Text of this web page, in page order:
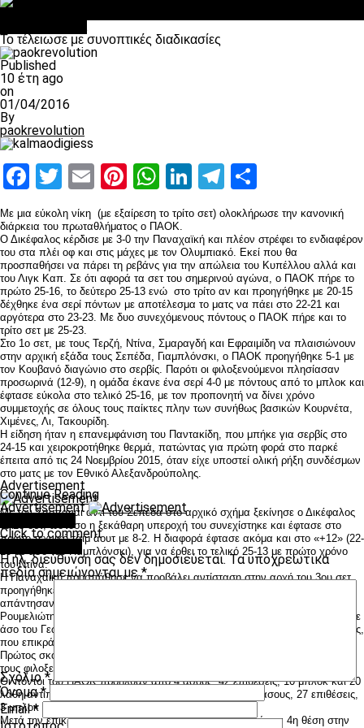
Το τέλειωσε με συνοπτικές διαδικασίες
Published
10 έτη ago
on
01/04/2016
By
paokrevolution
Facebook
Twitter
EmailPinterest
WhatsApp
LinkedIn
Telegram
Με μια εύκολη νίκη (με εξαίρεση το τρίτο σετ) ολοκλήρωσε την κανονική
διάρκεια του πρωταθλήματος ο ΠΑΟΚ.
Ο Δικέφαλος κέρδισε με 3-0 την Παναχαϊκή και πλέον στρέφει το ενδιαφέρον
του στα πλέι οφ και στις μάχες με τον Ολυμπιακό. Εκεί που θα
προσπαθήσει να πάρει τη ρεβάνς για την απώλεια του Κυπέλλου αλλά και
του Λιγκ Καπ. Σε ότι αφορά τα σετ του σημερινού αγώνα, ο ΠΑΟΚ πήρε το
πρώτο 25-16, το δεύτερο 25-13 ενώ στο τρίτο αν και προηγήθηκε με 20-15
δέχθηκε ένα σερί πόντων με αποτέλεσμα το ματς να πάει στο 22-21 και
αργότερα στο 23-23. Με δυο συνεχόμενους πόντους ο ΠΑΟΚ πήρε και το
τρίτο σετ με 25-23.
Στο 1ο σετ, με τους Τερζή, Ντίνα, Σμαραγδή και Εφραιμίδη να πλαισιώνουν
στην αρχική εξάδα τους Σεπέδα, Γιαμπλόνσκι, ο ΠΑΟΚ προηγήθηκε 5-1 με
τον Κουβανό διαγώνιο στο σερβίς. Παρότι οι φιλοξενούμενοι πλησίασαν
προσωρινά (12-9), η ομάδα έκανε ένα σερί 4-0 με πόντους από το μπλοκ και
έφτασε εύκολα στο τελικό 25-16, με τον προπονητή να δίνει χρόνο
συμμετοχής σε όλους τους παίκτες πλην των συνήθως βασικών Κουρνέτα,
Χιμένες, Λι, Τακουρίδη.
Η είδηση ήταν η επανεμφάνιση του Παντακίδη, που μπήκε για σερβίς στο
24-15 και χειροκροτήθηκε θερμά, πατώντας για πρώτη φορά στο παρκέ
έπειτα από τις 24 Νοεμβρίου 2015, όταν είχε υποστεί ολική ρήξη συνδέσμων
στο ματς με τον Εθνικό Αλεξανδρούπολης.
Advertisement
Με τον Σαμπανάι αντί του Σεπέδα στο αρχικό σχήμα ξεκίνησε ο Δικέφαλος
το 2ο σετ, ωστόσο η ξεκάθαρη υπεροχή του συνεχίστηκε και έφτασε στο
πρώτο τεχνικό τάιμ άουτ με 8-2. Η διαφορά έφτασε ακόμα και στο «+12» (22-
10 με άσο του Γιαμπλόνσκι), για να έρθει το τελικό 25-13 με πρώτο χρόνο
του Ντίνα.
Η Παναχαϊκή προσπάθησε να προβάλει αντίσταση στην αρχή του 3ου σετ,
προηγήθηκε 8-9 με επίθεση του Σαρικεΐσογλου, ωστόσο οι γηπεδούχοι
απάντησαν με σερί 5-0 (13-9). Παρότι έπαιζε πλέον χωρίς το Νίκο
Ρουμελιώτη, η πατραϊκή ομάδα ροκάνισε τη διαφορά και ισοφάρισε 23-23 με
άσο του Γεωργόπουλου, αλλά η τελευταία λέξη ανήκε στους ασπρόμαυρους,
που επικράτησαν 25-23 με πλασέ του Εφραιμίδη.
Πρώτος σκόρερ για το Δικέφαλο ήταν ο Σαμπανάι με 13 πόντους, ενώ για
τους φιλοξενούμενους ο Μαυραγάνης είχε 10.
Οι πόντοι του ΠΑΟΚ προήλθαν από 4 άσους, 42 επιθέσεις, 10 μπλοκ και 20
λάθη αντιπάλων και της Παναχαϊκής προήλθαν από 2 άσους, 27 επιθέσεις,
3 μπλοκ και 16 λάθη αντιπάλων.
Μετά την επικράτησή του, ο ΠΑΟΚ κατέλαβε και τυπικά την 4η θέση στην
Continue Reading
Advertisement
Click to comment
Η ηλ. διεύθυνση σας δεν δημοσιεύεται. Τα υποχρεωτικά
πεδία σημειώνονται με*
Σχόλιο*
Όνομα*
Email*